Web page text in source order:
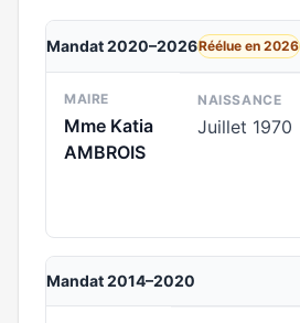
Mandat 2020–2026Réélue en 2026
MAIRE
Mme Katia
AMBROIS
NAISSANCE
Juillet 1970
Mandat 2014–2020